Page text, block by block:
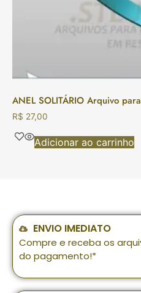
ANEL SOLITÁRIO Arquivo
R$ 27,00
Adicionar ao carrinho
ENVIO IMEDIATO
Compre e receba os
do pagamento!*